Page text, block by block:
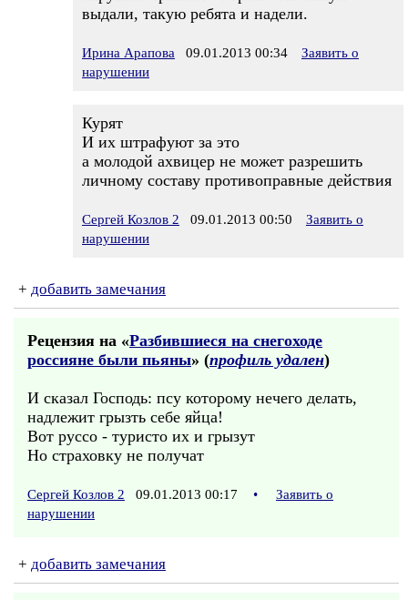
выдали, такую ребята и надели.
Ирина Арапова 09.01.2013 00:34
Заявить о
нарушении
Курят
И их штрафуют за это
а молодой ахвицер не может разрешить
личному составу противоправные действия
Сергей Козлов 2 09.01.2013 00:50
Заявить о
нарушении
+ добавить замечания
Рецензия на «Разбившиеся на снегоходе
россияне были пьяны» (профиль удален)
И сказал Господь: псу которому нечего делать,
надлежит грызть себе яйца!
Вот руссо - туристо их и грызут
Но страховку не получат
Сергей Козлов 2 09.01.2013 00:17 •
Заявить о
нарушении
+ добавить замечания